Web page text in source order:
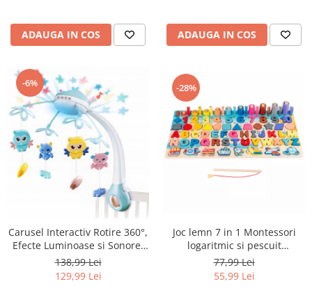
ADAUGA IN COS ADAUGA IN COS
-6%
Carusel Interactiv Rotire 360°,
Efecte Luminoase si Sonore,
500 Melodii, Albastru
138,99 Lei
129,99 Lei
-28%
Joc lemn 7 in 1 Montessori
logaritmic si pescuit
magnetic, multicolor
77,99 Lei
55,99 Lei